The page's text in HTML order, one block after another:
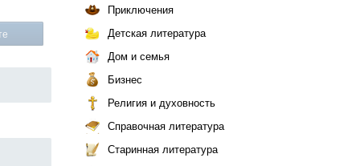
Приключения
Детская литература
Дом и семья
Бизнес
Религия и духовность
Справочная литература
Старинная литература